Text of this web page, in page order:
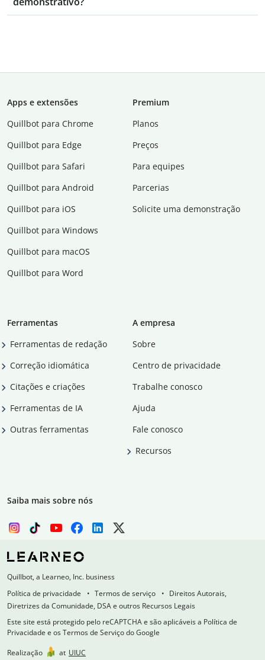
Apps e extensões
Quillbot para Chrome
Quillbot para Edge
Quillbot para Safari
Quillbot para Android
Quillbot para iOS
Quillbot para Windows
Quillbot para macOS
Quillbot para Word
Premium
Planos
Preços
Para equipes
Parcerias
Solicite uma demonstração
Ferramentas
Ferramentas de redação
Correção idiomática
Citações e criações
Ferramentas de IA
Outras ferramentas
A empresa
Sobre
Centro de privacidade
Trabalhe conosco
Ajuda
Fale conosco
Recursos
Saiba mais sobre nós
Quillbot, a Learneo, Inc. business
Política de privacidade
Termos de serviço
Direitos Autorais,
Diretrizes da Comunidade, DSA e outros Recursos Legais
Este site está protegido pelo reCAPTCHA e são aplicáveis a Política de
Privacidade e os Termos de Serviço do Google
Realização
at UIUC